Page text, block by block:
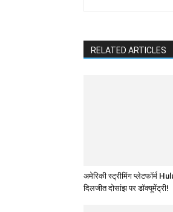
RELATED ARTICLES
अमेरिकी स्ट्रीमिंग प्लेटफॉर्म
दिलजीत दोसांझ पर डॉक्यूमेंट्री!